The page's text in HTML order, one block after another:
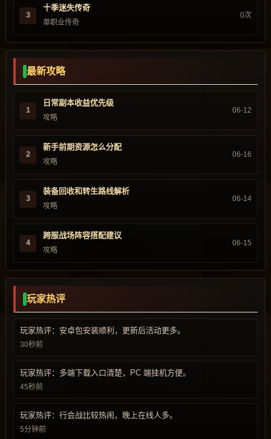
3
十季迷失传奇
单职业传奇
0次
最新攻略
1
日常副本收益优先级
攻略
06-12
2
新手前期资源怎么分配
攻略
06-16
3
装备回收和转生路线解析
攻略
06-14
4
跨服战场阵容搭配建议
攻略
06-15
玩家热评
玩家热评：安卓包安装顺利，更新后活动更多。
30秒前
玩家热评：多端下载入口清楚，PC 端挂机方便。
45秒前
玩家热评：行会战比较热闹，晚上在线人多。
5分钟前